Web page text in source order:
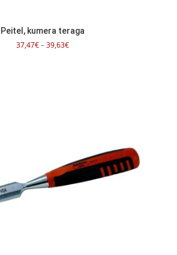
Peitel, kumera teraga
37,47€–39,63€Hinnavahemik: